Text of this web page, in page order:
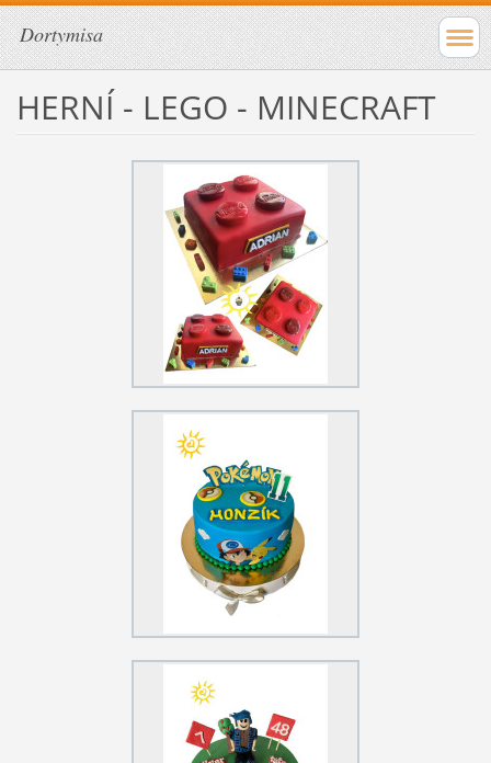
Dortymisa
HERNÍ - LEGO - MINECRAFT